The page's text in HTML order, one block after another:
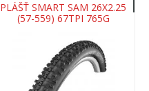
PLÁŠŤ SMART SAM 26X2.25
(57-559) 67TPI 765G